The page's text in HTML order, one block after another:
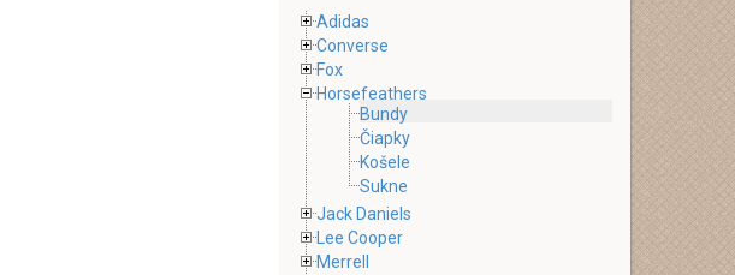
Adidas
Converse
Fox
Horsefeathers
Bundy
Čiapky
Košele
Sukne
Jack Daniels
Lee Cooper
Merrell